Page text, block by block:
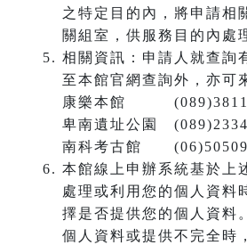
之特定目的內，將申請相
關組室，供服務目的內處
相關資訊：申請人就查詢
至本館官網查詢外，亦可
康樂本館
卑南遺址公園
南科考古館
本館線上申辦系統基於上
處理或利用您的個人資料
擇是否提供您的個人資料
個人資料或提供不完全時